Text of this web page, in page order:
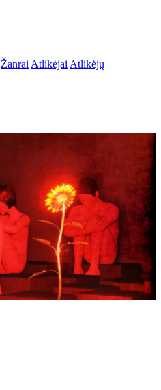
Žanrai Atlikėjai Atlikėjų